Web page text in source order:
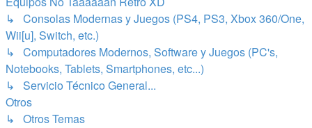
↳ Consolas Modernas y Juegos (PS4, PS3, Xbox 360/One,
Wii[u], Switch, etc.)
↳ Computadores Modernos, Software y Juegos (PC's,
Notebooks, Tablets, Smartphones, etc...)
↳ Servicio Técnico General...
Otros
↳ Otros Temas